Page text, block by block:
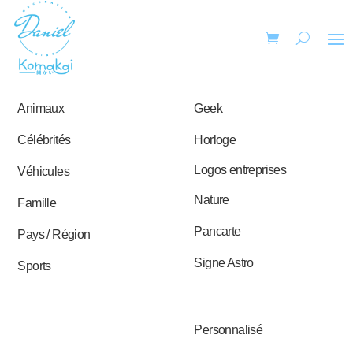
Animaux
Célébrités
Véhicules
Famille
Pays / Région
Sports
Geek
Horloge
Logos entreprises
Nature
Pancarte
Signe Astro
Personnalisé